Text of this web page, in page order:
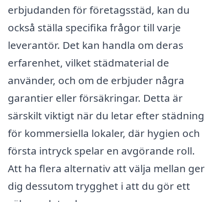
erbjudanden för företagsstäd, kan du
också ställa specifika frågor till varje
leverantör. Det kan handla om deras
erfarenhet, vilket städmaterial de
använder, och om de erbjuder några
garantier eller försäkringar. Detta är
särskilt viktigt när du letar efter städning
för kommersiella lokaler, där hygien och
första intryck spelar en avgörande roll.
Att ha flera alternativ att välja mellan ger
dig dessutom trygghet i att du gör ett